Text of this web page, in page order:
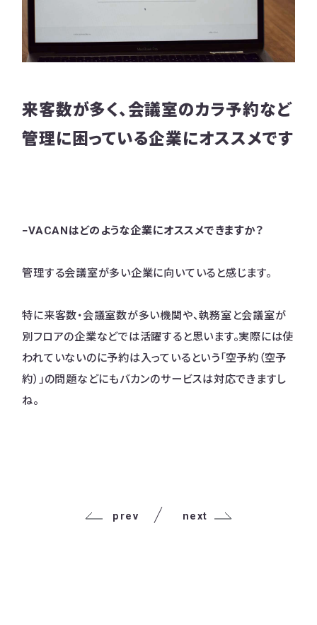
来客数が多く、会議室のカラ予約など
管理に困っている企業にオススメです
−VACANはどのような企業にオススメできますか？
管理する会議室が多い企業に向いていると感じます。
特に来客数・会議室数が多い機関や、執務室と会議室が
別フロアの企業などでは活躍すると思います。実際には使
われていないのに予約は入っているという「空予約（空予
約）」の問題などにもバカンのサービスは対応できますし
ね。
prev next